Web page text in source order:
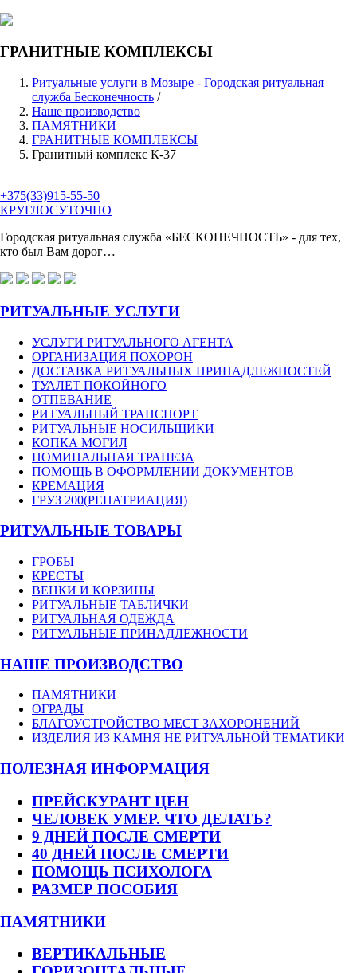
ГРАНИТНЫЕ КОМПЛЕКСЫ
Ритуальные услуги в Мозыре - Городская ритуальная
служба Бесконечность /
Наше производство
ПАМЯТНИКИ
ГРАНИТНЫЕ КОМПЛЕКСЫ
Гранитный комплекс К-37
+375(33)915-55-50
КРУГЛОСУТОЧНО
Городская ритуальная служба «БЕСКОНЕЧНОСТЬ» - для тех,
кто был Вам дорог…
РИТУАЛЬНЫЕ УСЛУГИ
УСЛУГИ РИТУАЛЬНОГО АГЕНТА
ОРГАНИЗАЦИЯ ПОХОРОН
ДОСТАВКА РИТУАЛЬНЫХ ПРИНАДЛЕЖНОСТЕЙ
ТУАЛЕТ ПОКОЙНОГО
ОТПЕВАНИЕ
РИТУАЛЬНЫЙ ТРАНСПОРТ
РИТУАЛЬНЫЕ НОСИЛЬЩИКИ
КОПКА МОГИЛ
ПОМИНАЛЬНАЯ ТРАПЕЗА
ПОМОЩЬ В ОФОРМЛЕНИИ ДОКУМЕНТОВ
КРЕМАЦИЯ
ГРУЗ 200(РЕПАТРИАЦИЯ)
РИТУАЛЬНЫЕ ТОВАРЫ
ГРОБЫ
КРЕСТЫ
ВЕНКИ И КОРЗИНЫ
РИТУАЛЬНЫЕ ТАБЛИЧКИ
РИТУАЛЬНАЯ ОДЕЖДА
РИТУАЛЬНЫЕ ПРИНАДЛЕЖНОСТИ
НАШЕ ПРОИЗВОДСТВО
ПАМЯТНИКИ
ОГРАДЫ
БЛАГОУСТРОЙСТВО МЕСТ ЗАХОРОНЕНИЙ
ИЗДЕЛИЯ ИЗ КАМНЯ НЕ РИТУАЛЬНОЙ ТЕМАТИКИ
ПОЛЕЗНАЯ ИНФОРМАЦИЯ
ПРЕЙСКУРАНТ ЦЕН
ЧЕЛОВЕК УМЕР. ЧТО ДЕЛАТЬ?
9 ДНЕЙ ПОСЛЕ СМЕРТИ
40 ДНЕЙ ПОСЛЕ СМЕРТИ
ПОМОЩЬ ПСИХОЛОГА
РАЗМЕР ПОСОБИЯ
ПАМЯТНИКИ
ВЕРТИКАЛЬНЫЕ